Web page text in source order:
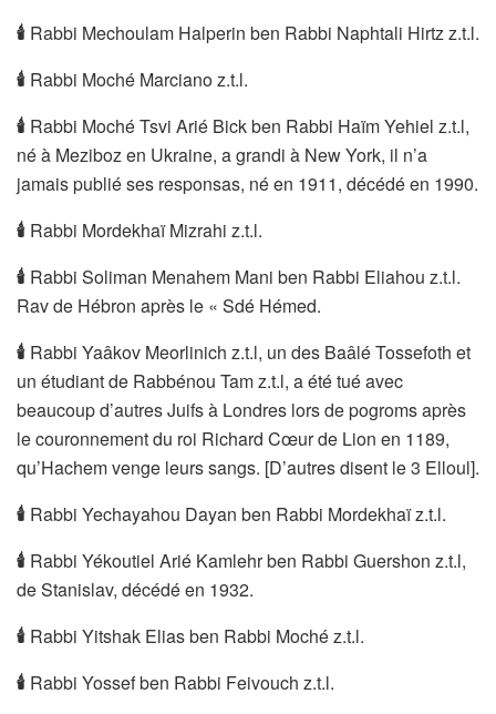
🕯 Rabbi Mechoulam Halperin ben Rabbi Naphtali Hirtz z.t.l.
🕯 Rabbi Moché Marciano z.t.l.
🕯 Rabbi Moché Tsvi Arié Bick ben Rabbi Haïm Yehiel z.t.l,
né à Meziboz en Ukraine, a grandi à New York, il n’a
jamais publié ses responsas, né en 1911, décédé en 1990.
🕯 Rabbi Mordekhaï Mizrahi z.t.l.
🕯 Rabbi Soliman Menahem Mani ben Rabbi Eliahou z.t.l.
Rav de Hébron après le « Sdé Hémed.
🕯 Rabbi Yaâkov Meorlinich z.t.l, un des Baâlé Tossefoth et
un étudiant de Rabbénou Tam z.t.l, a été tué avec
beaucoup d’autres Juifs à Londres lors de pogroms après
le couronnement du roi Richard Cœur de Lion en 1189,
qu’Hachem venge leurs sangs. [D’autres disent le 3 Elloul].
🕯 Rabbi Yechayahou Dayan ben Rabbi Mordekhaï z.t.l.
🕯 Rabbi Yékoutiel Arié Kamlehr ben Rabbi Guershon z.t.l,
de Stanislav, décédé en 1932.
🕯 Rabbi Yitshak Elias ben Rabbi Moché z.t.l.
🕯 Rabbi Yossef ben Rabbi Feivouch z.t.l.